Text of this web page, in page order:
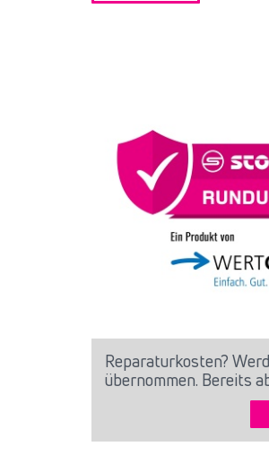
Reparaturkosten?
übernommen. Bereits